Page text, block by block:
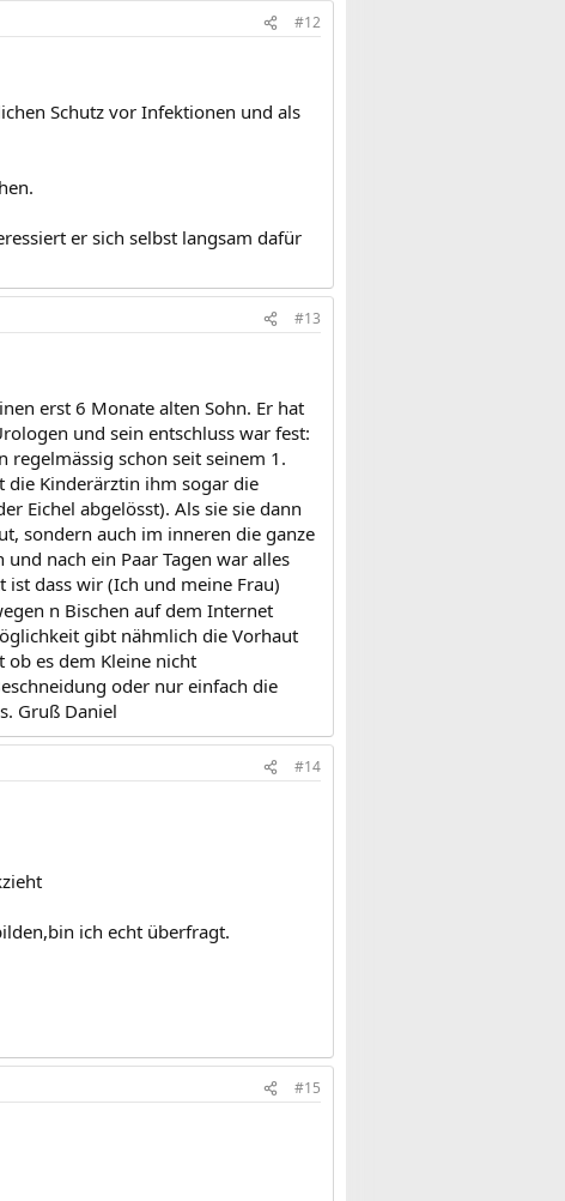
#12
Schutz vor Infektionen und als
er sich selbst langsam dafür
#13
erst 6 Monate alten Sohn. Er hat
und sein entschluss war fest:
regelmässig schon seit seinem 1.
die Kinderärztin ihm sogar die
Eichel abgelösst). Als sie sie dann
sondern auch im inneren die ganze
nach ein Paar Tagen war alles
dass wir (Ich und meine Frau)
n Bischen auf dem Internet
gibt nähmlich die Vorhaut
ob es dem Kleine nicht
oder nur einfach die
Gruß Daniel
#14
ich echt überfragt.
#15